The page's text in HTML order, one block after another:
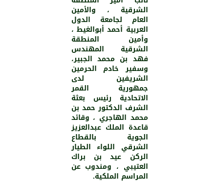
الشرقية ، والأمين
العام لجامعة الدول
العربية أحمد أبوالغيط ،
وأمين المنطقة
الشرقية المهندس
فهد بن محمد الجبير،
وسفير خادم الحرمين
الشريفين لدى
جمهورية القمر
الاتحادية رئيس بعثة
الشرف الدكتور حمد بن
محمد الهاجري ، وقائد
قاعدة الملك عبدالعزيز
الجوية بالقطاع
الشرقي اللواء الطيار
الركن عيد بن براك
العتيبي ، ومندوب عن
المراسم الملكية.